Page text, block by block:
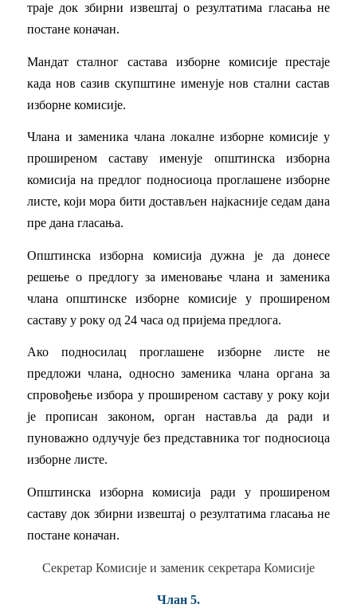
траје док збирни извештај о резултатима гласања не
постане коначан.
Мандат сталног састава изборне комисије престаје
када нов сазив скупштине именује нов стални састав
изборне комисије.
Члана и заменика члана локалне изборне комисије у
проширеном саставу именује општинска изборна
комисија на предлог подносиоца проглашене изборне
листе, који мора бити достављен најкасније седам дана
пре дана гласања.
Општинска изборна комисија дужна је да донесе
решење о предлогу за именовање члана и заменика
члана општинске изборне комисије у проширеном
саставу у року од 24 часа од пријема предлога.
Ако подносилац проглашене изборне листе не
предложи члана, односно заменика члана органа за
спровођење избора у проширеном саставу у року који
је прописан законом, орган наставља да ради и
пуноважно одлучује без представника тог подносиоца
изборне листе.
Општинска изборна комисија ради у проширеном
саставу док збирни извештај о резултатима гласања не
постане коначан.
Секретар Комисије и заменик секретара Комисије
Члан 5.